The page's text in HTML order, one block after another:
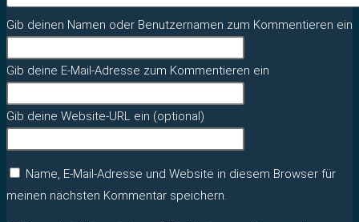
Gib deinen Namen oder Benutzernamen zum Kommentieren ein
Gib deine E-Mail-Adresse zum Kommentieren ein
Gib deine Website-URL ein (optional)
Name, E-Mail-Adresse und Website in diesem Browser für
meinen nächsten Kommentar speichern.